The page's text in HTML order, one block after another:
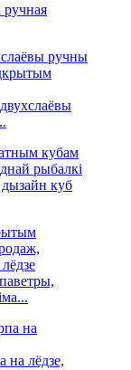
ручная
куб
на лёдзе,